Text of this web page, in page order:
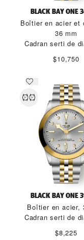
BLACK BAY ONE
Boîtier en acier et
36 mm
Cadran serti de
$10,750
BLACK BAY ONE
Boîtier en acier,
Cadran serti de
$8,225